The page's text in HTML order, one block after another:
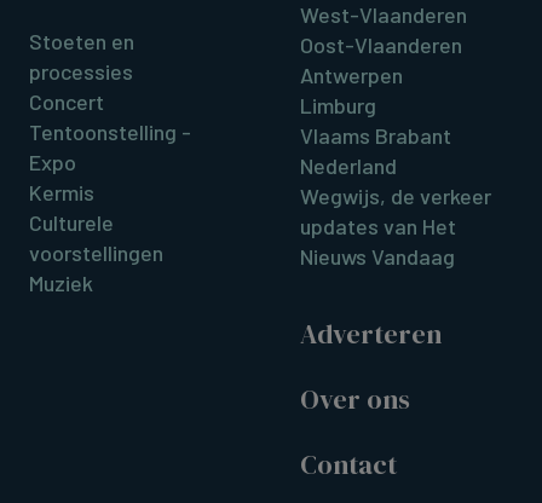
Stoeten en
processies
Concert
Tentoonstelling -
Expo
Kermis
Culturele
voorstellingen
Muziek
West-Vlaanderen
Oost-Vlaanderen
Antwerpen
Limburg
Vlaams Brabant
Nederland
Wegwijs, de verkeer
updates van Het
Nieuws Vandaag
Adverteren
Over ons
Contact